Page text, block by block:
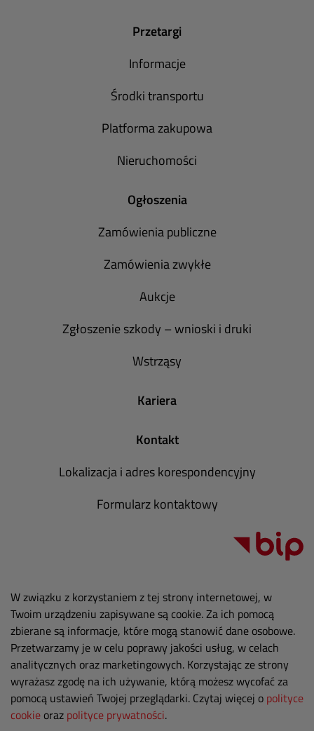
Przetargi
Informacje
Środki transportu
Platforma zakupowa
Nieruchomości
Ogłoszenia
Zamówienia publiczne
Zamówienia zwykłe
Aukcje
Zgłoszenie szkody – wnioski i druki
Wstrząsy
Kariera
Kontakt
Lokalizacja i adres korespondencyjny
Formularz kontaktowy
W związku z korzystaniem z tej strony internetowej, w
Twoim urządzeniu zapisywane są cookie. Za ich pomocą
zbierane są informacje, które mogą stanowić dane osobowe.
Przetwarzamy je w celu poprawy jakości usług, w celach
analitycznych oraz marketingowych. Korzystając ze strony
wyrażasz zgodę na ich używanie, którą możesz wycofać za
pomocą ustawień Twojej przeglądarki. Czytaj więcej o polityce
cookie oraz polityce prywatności.